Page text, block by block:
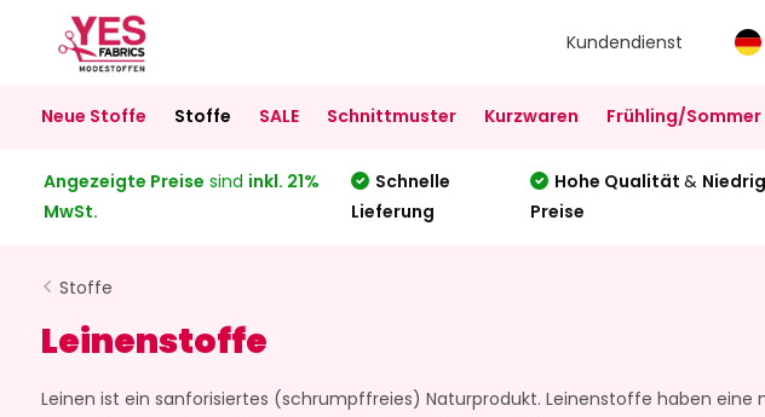
Kundendienst
Neue Stoffe Stoffe SALE Schnittmuster Kurzwaren Frühling/Sommer
Angezeigte Preise sind inkl. 21%
MwSt.
Schnelle
Lieferung
Hohe Qualität&
Preise
Stoffe
Leinenstoffe
Leinen ist ein sanforisiertes (schrumpffreies) Naturprodukt. Leinenstoffe haben